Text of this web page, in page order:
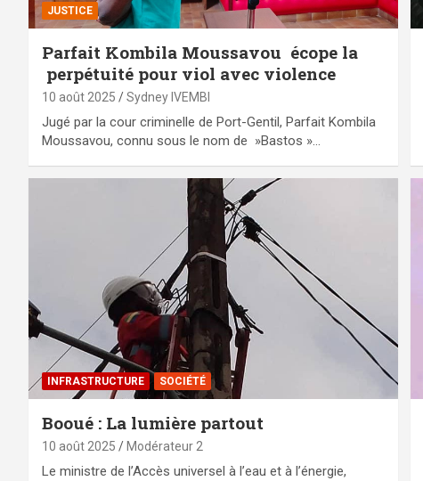
JUSTICE
Parfait Kombila Moussavou écope la
perpétuité pour viol avec violence
10 août 2025 Sydney IVEMBI
Jugé par la cour criminelle de Port-Gentil, Parfait Kombila
Moussavou, connu sous le nom de »Bastos »…
⁠INFRASTRUCTURE SOCIÉTÉ
Booué : La lumière partout
10 août 2025 Modérateur 2
Le ministre de l’Accès universel à l’eau et à l’énergie,